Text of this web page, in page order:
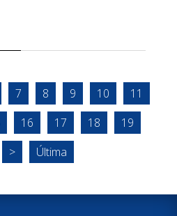
7 8 9 10
11
16 17 18
19
> Última